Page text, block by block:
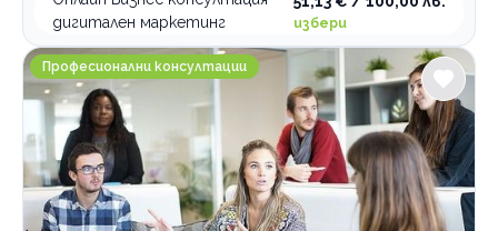
дигитален маркетинг
избери
Център Линеа
Професионални консултации